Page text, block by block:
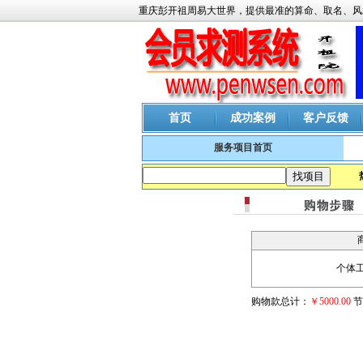
重庆彭开祖周易大世界，提供最准的算命、取名、
首页 成功案例 客户反馈
服务项目首页
个体
购物款总计： ￥5000.00